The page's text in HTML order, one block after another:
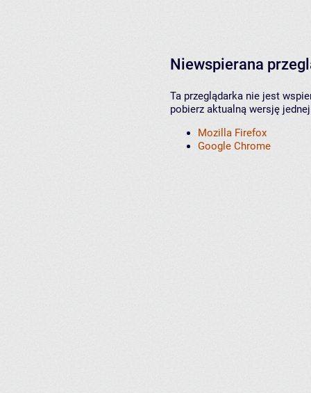
Niewspierana
Ta przeglądarka nie jest
pobierz aktualną wersję
Mozilla Firefox
Google Chrome